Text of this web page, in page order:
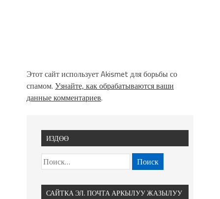
Этот сайт использует Akismet для борьбы со
спамом. Узнайте, как обрабатываются ваши
данные комментариев.
ИЗДӨӨ
САЙТКА ЭЛ. ПОЧТА АРКЫЛУУ ЖАЗЫЛУУ